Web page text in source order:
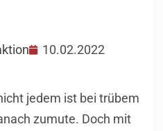
10.02.2022
jedem ist bei trübem
zumute. Doch mit